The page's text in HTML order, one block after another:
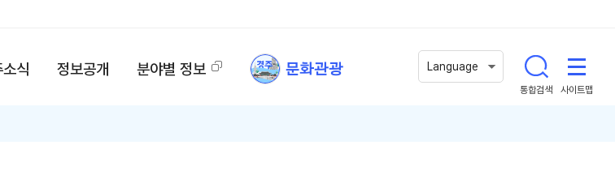
식 정보공개 분야별 정보 문화관광 Language
통합검색 사이트맵